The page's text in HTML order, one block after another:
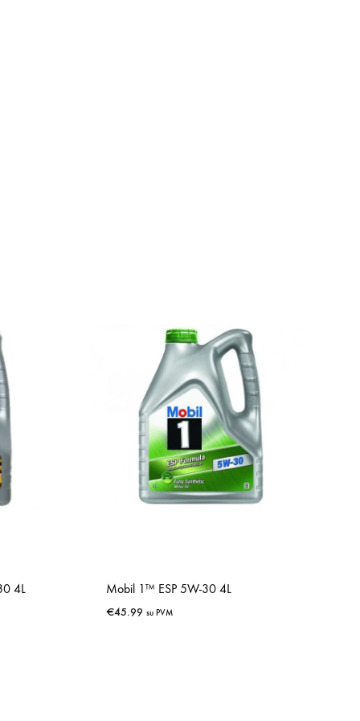
4L Mobil 1™ ESP 5W-30 4L
€45.99 su PVM